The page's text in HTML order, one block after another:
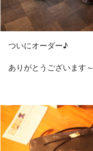
ついにオーダー♪
ありがとうございます～